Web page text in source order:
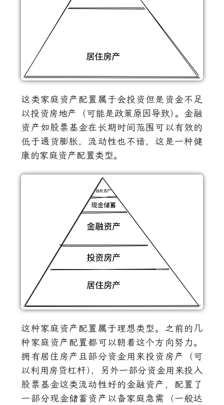
这类家庭资产配置属于会投资但是资金不足
以投资房地产（可能是政策原因导致）。金融
资产如股票基金在长期时间范围可以有效的
低于通货膨胀，流动性也不错，这是一种健
康的家庭资产配置类型。
这种家庭资产配置属于理想类型。之前的几
种家庭资产配置都可以朝着这个方向努力。
拥有居住房产且部分资金用来投资房产（可
以利用房贷杠杆），另外一部分资金用来投入
股票基金这类流动性好的金融资产，配置了
一部分现金储蓄资产以备家庭急需（一般达